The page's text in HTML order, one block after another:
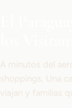
A minutos del
shoppings. Una
viajan y familias